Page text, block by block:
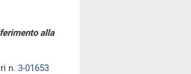
alla
n. 3-01653